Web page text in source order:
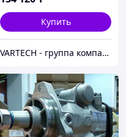
Купить
VARTECH - группа компаний